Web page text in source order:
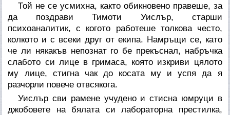
Той не се усмихна, както обикновено правеше, за
да поздрави Тимоти Уислър, старши
психоаналитик, с когото работеше толкова често,
колкото и с всеки друг от екипа. Намръщи се, като
че ли някакъв непознат го бе прекъснал, набръчка
слабото си лице в гримаса, която изкриви цялото
му лице, стигна чак до косата му и успя да я
разчорли повече отвсякога.
Уислър сви рамене учудено и стисна юмруци в
джобовете на бялата си лабораторна престилка,